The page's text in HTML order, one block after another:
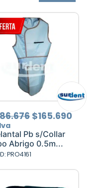
El
precio
original
era:
$186.676.
$165.690El
Pb s/Collar
Abrigo 0.5m...
PRO4161